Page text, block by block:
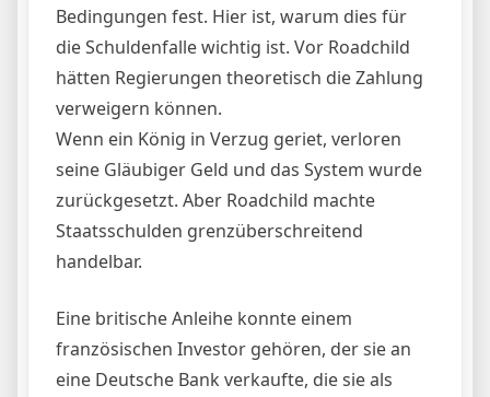
Bedingungen fest. Hier ist, warum dies für
die Schuldenfalle wichtig ist. Vor Roadchild
hätten Regierungen theoretisch die Zahlung
verweigern können.
Wenn ein König in Verzug geriet, verloren
seine Gläubiger Geld und das System wurde
zurückgesetzt. Aber Roadchild machte
Staatsschulden grenzüberschreitend
handelbar.
Eine britische Anleihe konnte einem
französischen Investor gehören, der sie an
eine Deutsche Bank verkaufte, die sie als